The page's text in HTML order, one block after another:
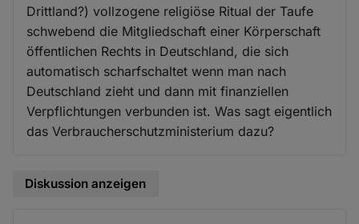
Drittland?) vollzogene religiöse Ritual der Taufe
schwebend die Mitgliedschaft einer Körperschaft
öffentlichen Rechts in Deutschland, die sich
automatisch scharfschaltet wenn man nach
Deutschland zieht und dann mit finanziellen
Verpflichtungen verbunden ist. Was sagt eigentlich
das Verbraucherschutzministerium dazu?
Diskussion anzeigen